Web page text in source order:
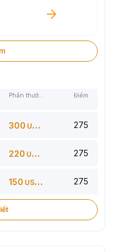
Điểm
300 USDT 275
220 USDT 275
150 USDT 275